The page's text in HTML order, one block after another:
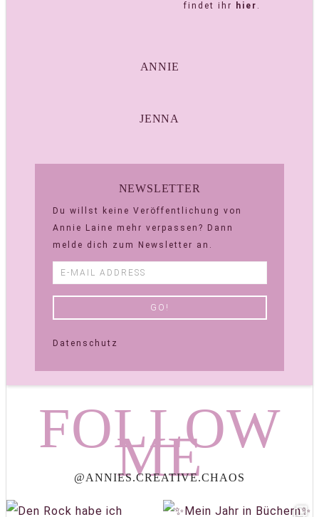
findet ihr
hier .
ANNIE
JENNA
NEWSLETTER
Du willst keine Veröffentlichung von
Annie Laine mehr verpassen? Dann
melde dich zum Newsletter an.
Datenschutz
FOLLOW
ME
@ANNIES.CREATIVE.CHAOS